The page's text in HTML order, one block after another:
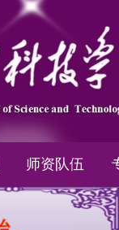
师资队伍